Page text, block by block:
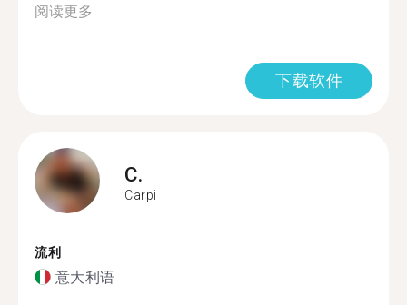
阅读更多
下载软件
C.
Carpi
流利
意大利语